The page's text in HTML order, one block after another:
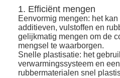
1. Efficiënt mengen
Eenvormig mengen: het
additieven, vulstoffen en
gelijkmatig mengen om de
mengsel te waarborgen.
Snelle plastisatie: het
verwarmingssysteem en
rubbermaterialen snel